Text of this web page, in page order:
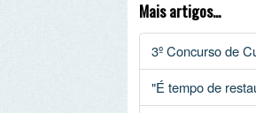
Início Anterior